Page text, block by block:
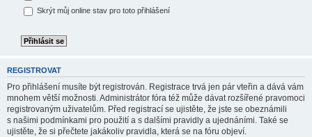
Skrýt můj online stav pro toto přihlášení
REGISTROVAT
Pro přihlášení musíte být registrován. Registrace trvá jen pár vteřin a dává vám
mnohem větší možnosti. Administrátor fóra též může dávat rozšířené pravomoci
registrovaným uživatelům. Před registrací se ujistěte, že jste se obeznámili
s našimi podmínkami pro použití a s dalšími pravidly a ujednáními. Také se
ujistěte, že si přečtete jakákoliv pravidla, která se na fóru objeví.